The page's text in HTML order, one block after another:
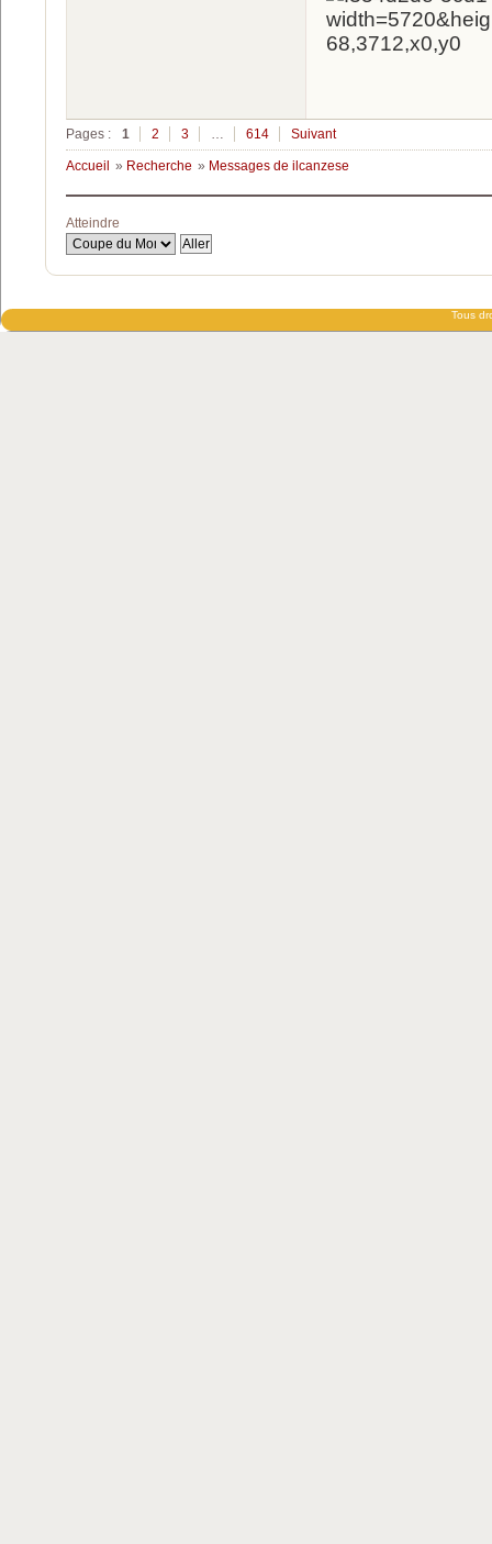
Pages : 1 2 3 614 Suivant
Accueil » Recherche » Messages de ilcanzese
Atteindre
Tous